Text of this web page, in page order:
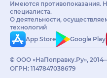
Имеются противопоказания.
специалиста.
О деятельности,
технологий
App Store
Google Play
© ООО «НаПоправку.Ру»,
ОГРН: 1147847038679